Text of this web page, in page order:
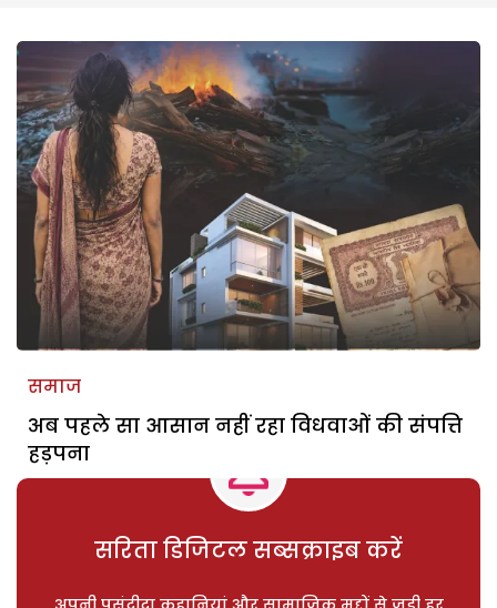
समाज
अब पहले सा आसान नहीं रहा विधवाओं की संपत्ति
हड़पना
सरिता डिजिटल सब्सक्राइब करें